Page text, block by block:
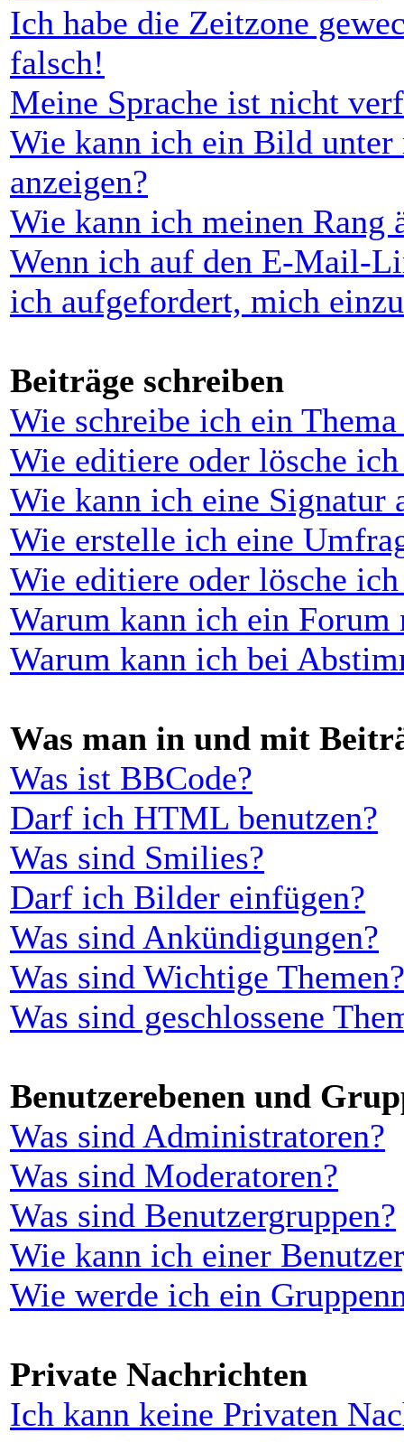
Ich habe die Zeitzone
falsch!
Meine Sprache ist nicht
Wie kann ich ein Bild unter
anzeigen?
Wie kann ich meinen Rang
Wenn ich auf den E-Mail-
ich aufgefordert, mich
Beiträge schreiben
Wie schreibe ich ein
Wie editiere oder lösche
Wie kann ich eine Signatur
Wie erstelle ich eine
Wie editiere oder lösche
Warum kann ich ein Forum
Warum kann ich bei
Was man in und mit
Was ist BBCode?
Darf ich HTML benutzen?
Was sind Smilies?
Darf ich Bilder einfügen?
Was sind Ankündigungen?
Was sind Wichtige Themen?
Was sind geschlossene
Benutzerebenen und
Was sind Administratoren?
Was sind Moderatoren?
Was sind Benutzergruppen?
Wie kann ich einer
Wie werde ich ein
Private Nachrichten
Ich kann keine Privaten